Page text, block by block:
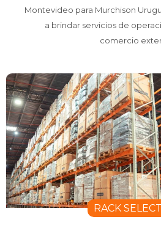
Montevideo para Murchison
a brindar servicios de
comercio
RACK